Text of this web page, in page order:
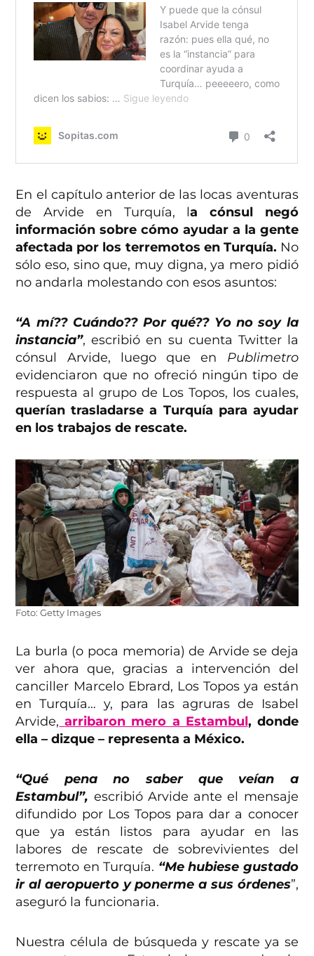
En el capítulo anterior de las locas aventuras
de Arvide en Turquía, la cónsul negó
información sobre cómo ayudar a la gente
afectada por los terremotos en Turquía. No
sólo eso, sino que, muy digna, ya mero pidió
no andarla molestando con esos asuntos:
“A mí?? Cuándo?? Por qué?? Yo no soy la
instancia”, escribió en su cuenta Twitter la
cónsul Arvide, luego que en Publimetro
evidenciaron que no ofreció ningún tipo de
respuesta al grupo de Los Topos, los cuales,
querían trasladarse a Turquía para ayudar
en los trabajos de rescate.
Foto: Getty Images
La burla (o poca memoria) de Arvide se deja
ver ahora que, gracias a intervención del
canciller Marcelo Ebrard, Los Topos ya están
en Turquía… y, para las agruras de Isabel
Arvide, arribaron mero a Estambul, donde
ella – dizque – representa a México.
“Qué pena no saber que veían a
Estambul”, escribió Arvide ante el mensaje
difundido por Los Topos para dar a conocer
que ya están listos para ayudar en las
labores de rescate de sobrevivientes del
terremoto en Turquía. “Me hubiese gustado
ir al aeropuerto y ponerme a sus órdenes”,
aseguró la funcionaria.
Nuestra célula de búsqueda y rescate ya se